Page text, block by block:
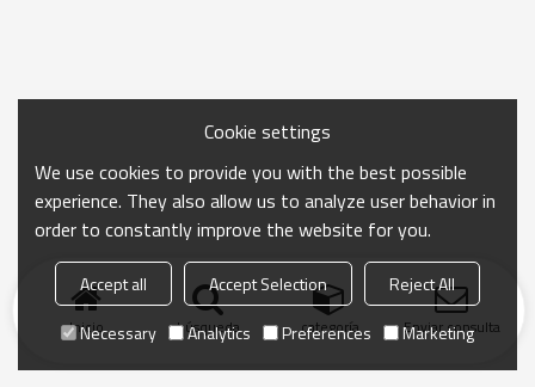
Inicio búsqueda categoría Enviar consulta
Cookie settings
We use cookies to provide you with the best possible
experience. They also allow us to analyze user behavior in
order to constantly improve the website for you.
Accept all Accept Selection
Reject All
Necessary
Analytics Preferences Marketing